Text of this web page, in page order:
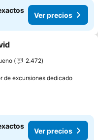
Ver precios
a favoritos
2.472
de excursiones dedicado
Ver precios